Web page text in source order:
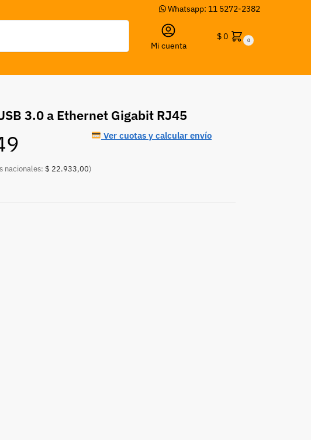
Whatsapp: 11 5272-2382
Mi cuenta
$0 0
3.0 a Ethernet Gigabit RJ45
nacionales: $ 22.933,00)
Ver cuotas y calcular envío